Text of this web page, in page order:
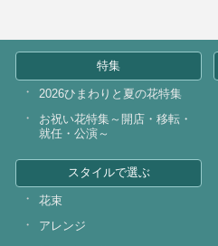
特集
2026ひまわりと夏の花特集
お祝い花特集～開店・移転・
就任・公演～
スタイルで選ぶ
花束
アレンジ